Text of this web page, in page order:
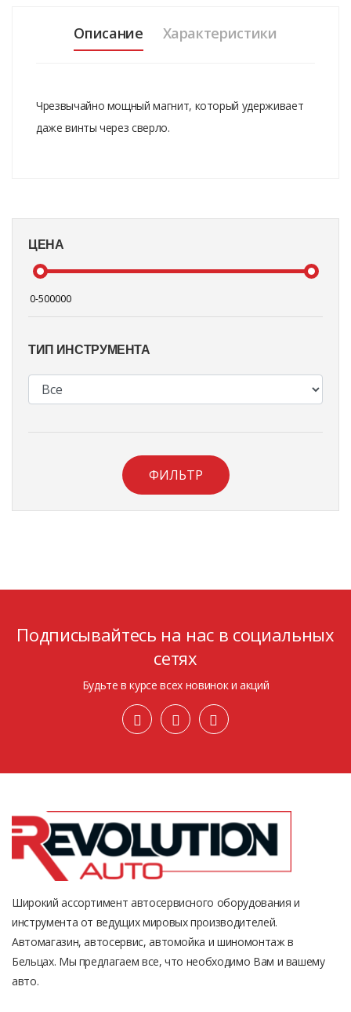
ЦЕНА
ТИП ИНСТРУМЕНТА
ФИЛЬТР
Описание Характеристики
Чрезвычайно мощный магнит, который удерживает
даже винты через сверло.
Подписывайтесь на нас в социальных
сетях
Будьте в курсе всех новинок и акций
Широкий ассортимент автосервисного оборудования и
инструмента от ведущих мировых производителей.
Автомагазин, автосервис, автомойка и шиномонтаж в
Бельцах. Мы предлагаем все, что необходимо Вам и вашему
авто.